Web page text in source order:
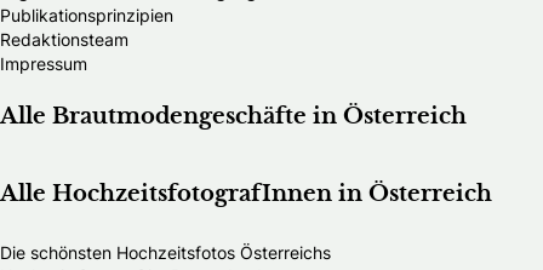
Publikationsprinzipien
Redaktionsteam
Impressum
Alle Brautmodengeschäfte in Österreich
Alle HochzeitsfotografInnen in Österreich
Die schönsten Hochzeitsfotos Österreichs